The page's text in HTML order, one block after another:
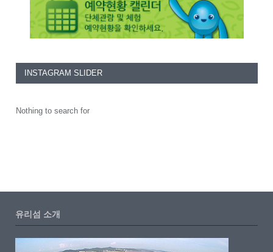
INSTAGRAM SLIDER
Nothing to search for
유리섬 소개